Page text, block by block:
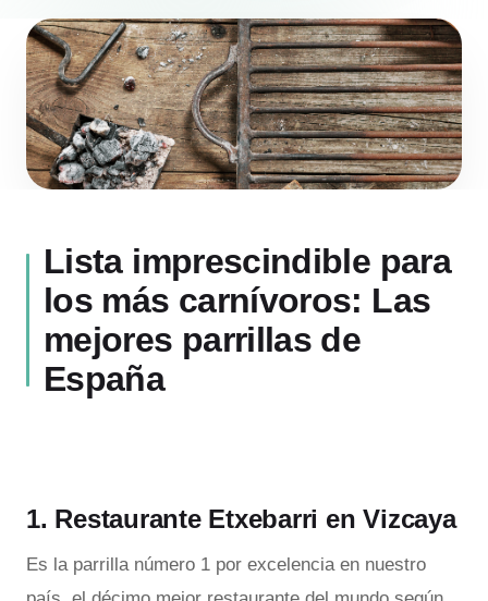
Lista imprescindible para
los más carnívoros: Las
mejores parrillas de
España
1. Restaurante Etxebarri en Vizcaya
Es la parrilla número 1 por excelencia en nuestro